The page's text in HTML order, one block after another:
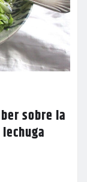
sobre la